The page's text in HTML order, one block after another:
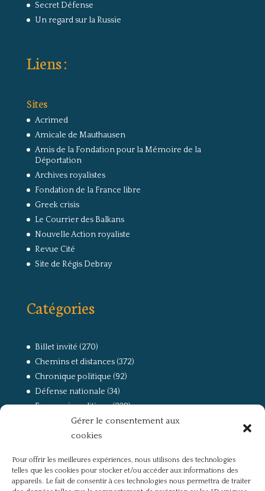
Gérer le consentement aux
cookies
Pour offrir les meilleures expériences, nous utilisons des technologies
telles que les cookies pour stocker et/ou accéder aux informations des
appareils. Le fait de consentir à ces technologies nous permettra de traiter
Secret Défense
Un regard sur la Russie
Liens :
Sites
Acrimed
Amicale de Mauthausen
Amis de la Fondation pour la Mémoire de la
Déportation
Archives royalistes
Fondation de la France libre
Greek crisis
Le Courrier des Balkans
Nouvelle Action royaliste
Revue Cité
Site de Régis Debray
Catégories
Billet invité (270)
Chemins et distances(372)
Chronique politique (92)
Défense nationale (34)
Economie politique(238)
(168)
La guerre, la Résistance et la Déportation
Non classé(42)
Partis politiques, intelligentsia, médias(750)